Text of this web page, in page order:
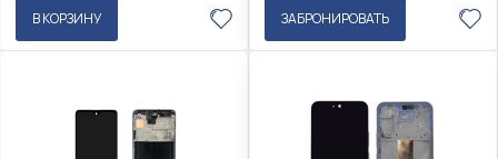
В КОРЗИНУ ЗАБРОНИРОВАТЬ